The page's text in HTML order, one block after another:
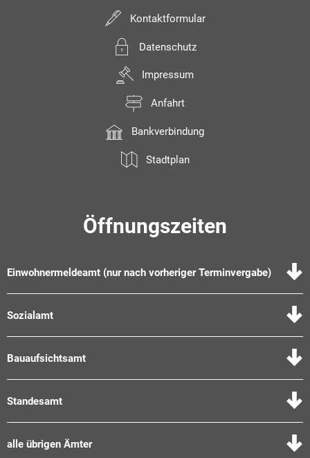
Kontaktformular
Datenschutz
Impressum
Anfahrt
Bankverbindung
Stadtplan
Öffnungszeiten
Einwohnermeldeamt (nur nach vorheriger Terminvergabe)
Sozialamt
Bauaufsichtsamt
Standesamt
alle übrigen Ämter